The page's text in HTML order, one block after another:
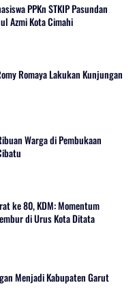
PPKn STKIP Pasundan
Azmi Kota Cimahi
Romaya Lakukan Kunjungan
Warga di Pembukaan
ke 80, KDM: Momentum
di Urus Kota Ditata
Menjadi Kabupaten Garut